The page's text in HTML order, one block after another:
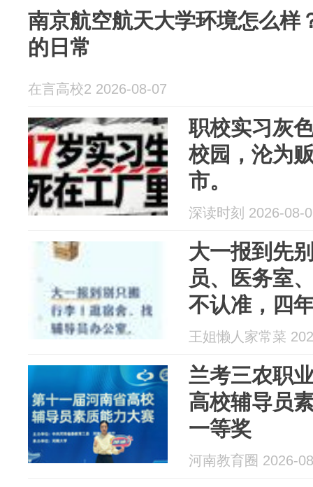
南京航空航天大学环境怎么样
的日常
在言高校2 2026-08-07
职校实习灰
校园，沦为
市。
深读时刻 2026-08-
大一报到先
员、医务室
不认准，四
王姐懒人家常菜
兰考三农职
高校辅导员
一等奖
河南教育圈 2026-